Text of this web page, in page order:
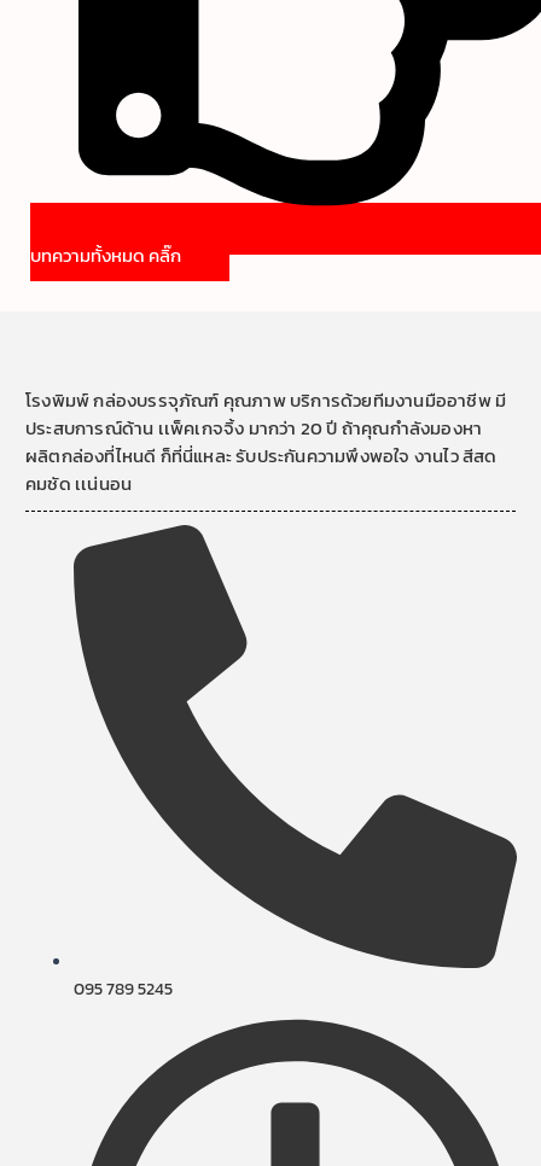
บทความทั้งหมด คลิ๊ก
โรงพิมพ์ กล่องบรรจุภัณฑ์ คุณภาพ บริการด้วยทีมงานมืออาชีพ มี
ประสบการณ์ด้าน เเพ็คเกจจิ้ง มากว่า 20 ปี ถ้าคุณกำลังมองหา
ผลิตกล่องที่ไหนดี ก็ที่นี่แหละ รับประกันความพึงพอใจ งานไว สีสด
คมชัด เเน่นอน
095 789 5245